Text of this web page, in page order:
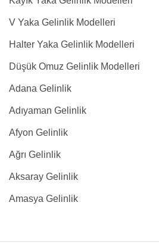
V Yaka Gelinlik Modelleri
Halter Yaka Gelinlik Modelleri
Düşük Omuz Gelinlik Modelleri
Adana Gelinlik
Adıyaman Gelinlik
Afyon Gelinlik
Ağrı Gelinlik
Aksaray Gelinlik
Amasya Gelinlik